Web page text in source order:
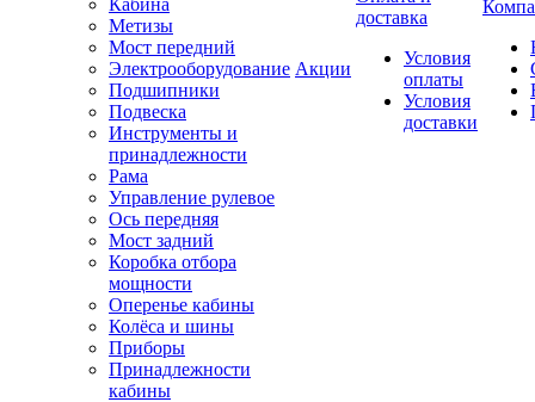
Кабина
Метизы
Мост передний
Электрооборудование
Подшипники
Подвеска
Инструменты и
принадлежности
Рама
Управление рулевое
Ось передняя
Мост задний
Коробка отбора
мощности
Оперенье кабины
Колёса и шины
Приборы
Принадлежности
кабины
Акции
доставка
Условия
оплаты
Условия
доставки